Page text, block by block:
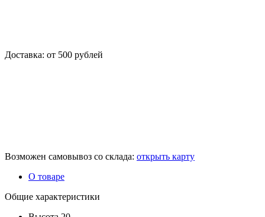
Доставка: от 500 рублей
Возможен самовывоз со склада: открыть карту
О товаре
Общие характеристики